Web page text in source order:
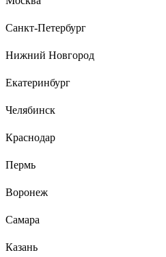
18 отзывов
Хорошие, прочные, держат химию
Санкт-Петербург
Нижний Новгород
Екатеринбург
Челябинск
Краснодар
Пермь
Воронеж
Самара
Казань